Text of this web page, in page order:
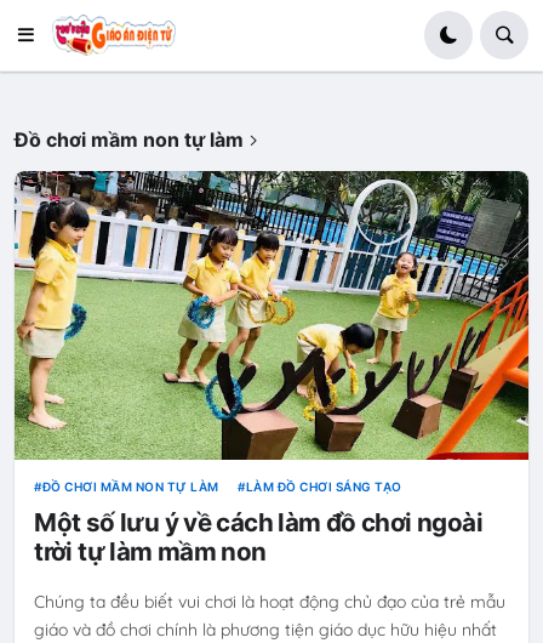
Đồ chơi mầm non tự làm
ĐỒ CHƠI MẦM NON TỰ LÀM LÀM ĐỒ CHƠI SÁNG TẠO
Một số lưu ý về cách làm đồ chơi ngoài
trời tự làm mầm non
Chúng ta đều biết vui chơi là hoạt động chủ đạo của trẻ mẫu
giáo và đồ chơi chính là phương tiện giáo dục hữu hiệu nhất